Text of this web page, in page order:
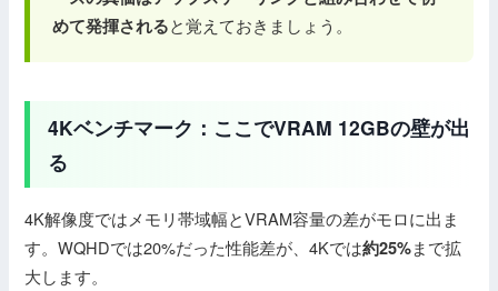
めて発揮されると覚えておきましょう。
4Kベンチマーク：ここでVRAM 12GBの壁が出
る
4K解像度ではメモリ帯域幅とVRAM容量の差がモロに出ま
す。WQHDでは20%だった性能差が、4Kでは約25%まで拡
大します。